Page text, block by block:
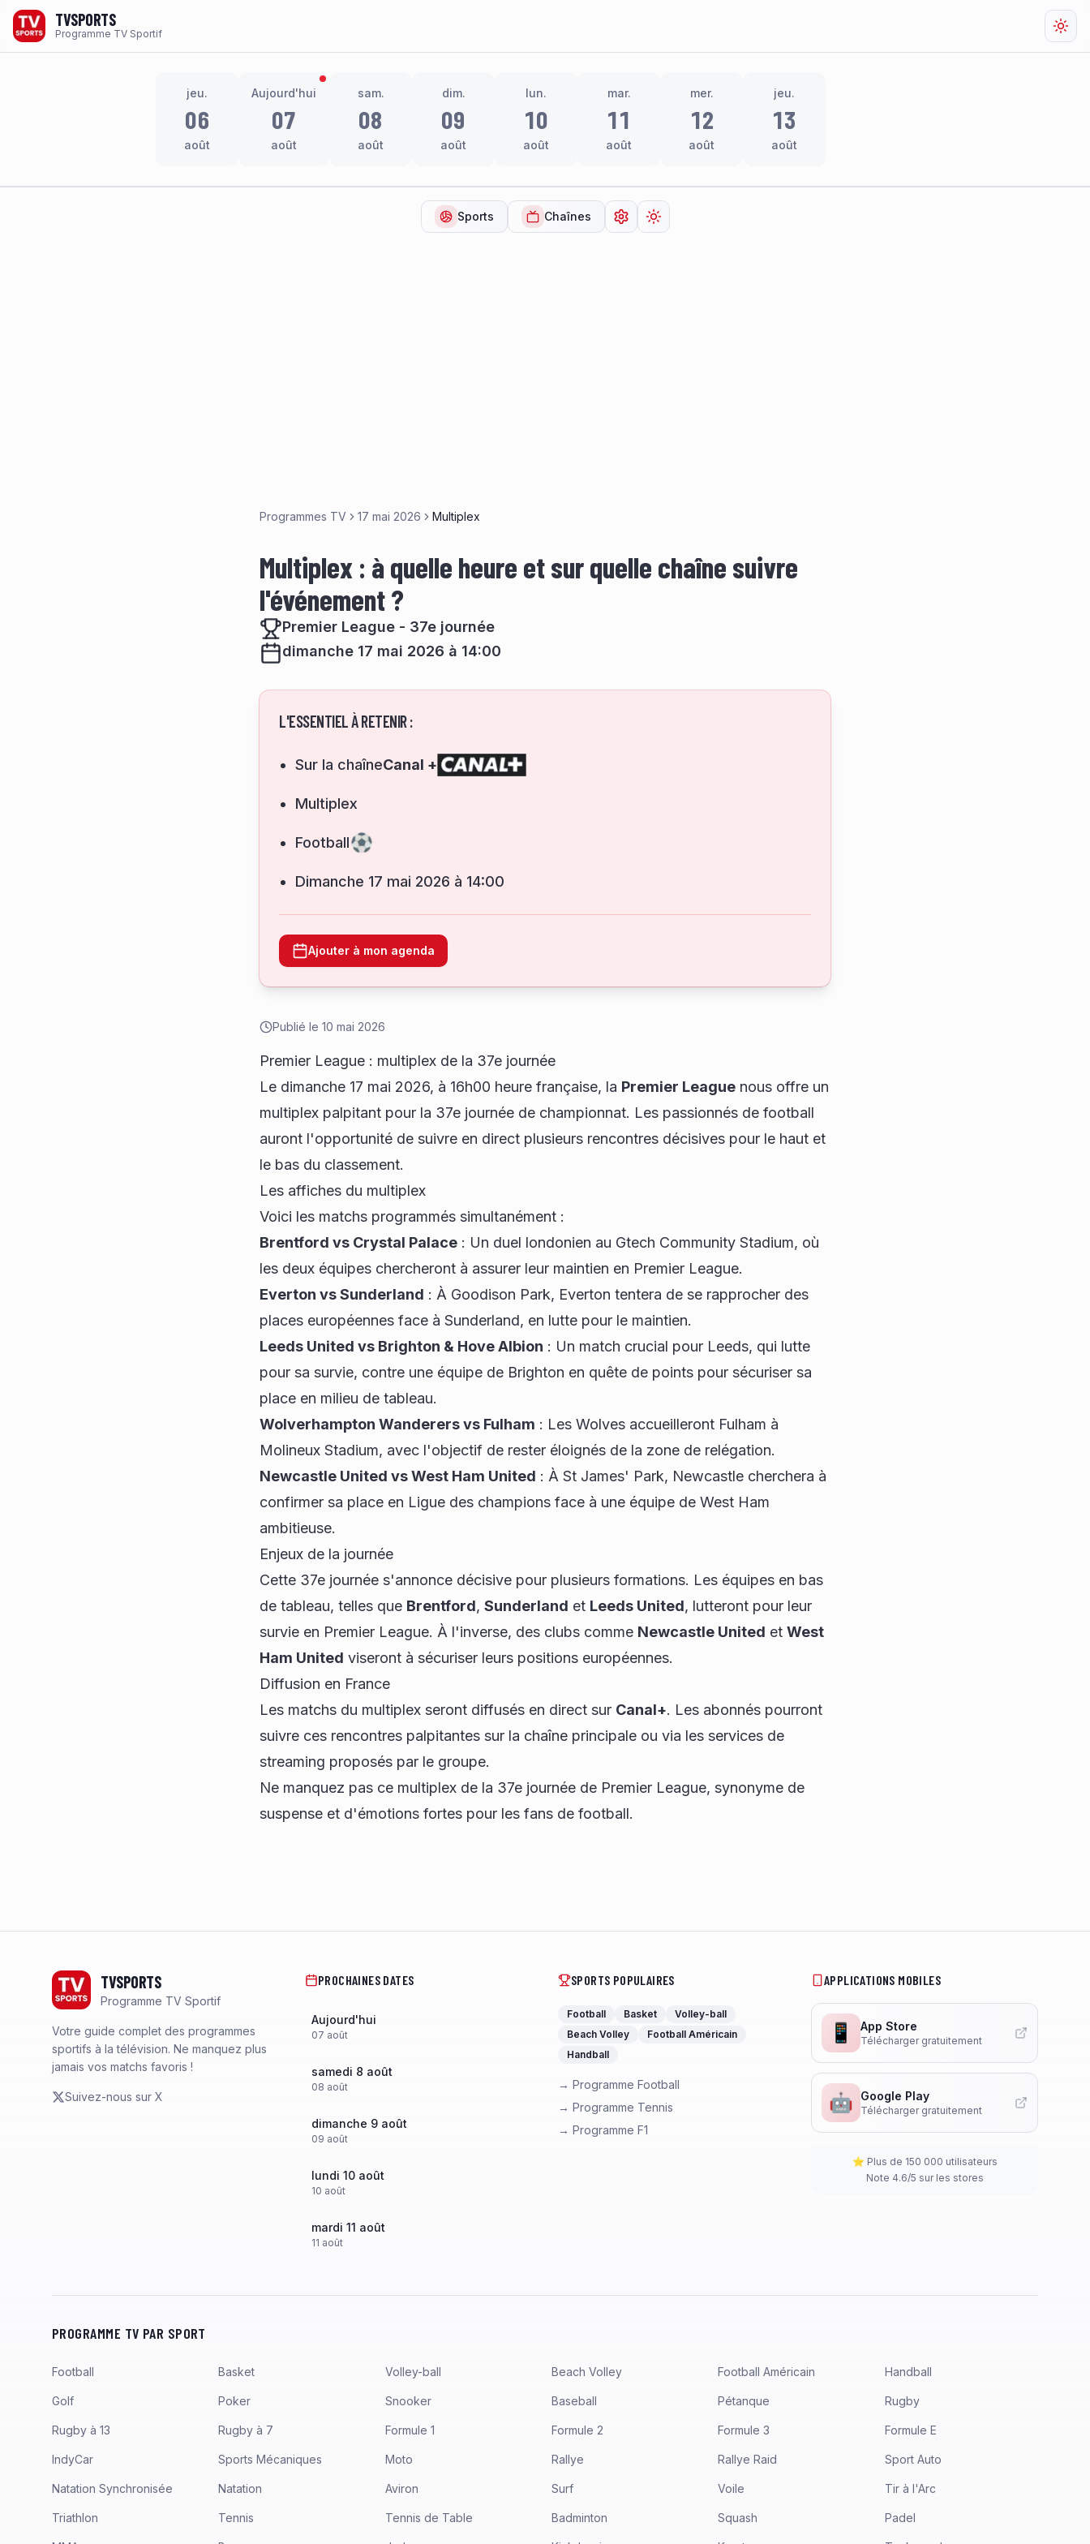
TVSPORTS
Programme TV Sportif
jeu.
06
août
Aujourd'hui
07
août
sam.
08
août
dim.
09
août
lun.
10
août
mar.
11
août
mer.
12
août
jeu.
13
août
Sports Chaînes Ouvrir les paramètres
Changer de thème
Programmes TV 17 mai 2026 Multiplex
Multiplex : à quelle heure et sur quelle chaîne suivre
l'événement ?
Premier League - 37e journée
dimanche 17 mai 2026 à 14:00
L'ESSENTIEL À RETENIR :
Sur la chaîneCanal +
Multiplex
Football
dimanche 17 mai 2026 à 14:00
Ajouter à mon agenda
Publié le 10 mai 2026
Premier League : multiplex de la 37e journée
Le dimanche 17 mai 2026, à 16h00 heure française, la Premier League nous offre un
multiplex palpitant pour la 37e journée de championnat. Les passionnés de football
auront l'opportunité de suivre en direct plusieurs rencontres décisives pour le haut et
le bas du classement.
Les affiches du multiplex
Voici les matchs programmés simultanément :
Brentford vs Crystal Palace : Un duel londonien au Gtech Community Stadium, où
les deux équipes chercheront à assurer leur maintien en Premier League.
Everton vs Sunderland : À Goodison Park, Everton tentera de se rapprocher des
places européennes face à Sunderland, en lutte pour le maintien.
Leeds United vs Brighton & Hove Albion : Un match crucial pour Leeds, qui lutte
pour sa survie, contre une équipe de Brighton en quête de points pour sécuriser sa
place en milieu de tableau.
Wolverhampton Wanderers vs Fulham : Les Wolves accueilleront Fulham à
Molineux Stadium, avec l'objectif de rester éloignés de la zone de relégation.
Newcastle United vs West Ham United : À St James' Park, Newcastle cherchera à
confirmer sa place en Ligue des champions face à une équipe de West Ham
ambitieuse.
Enjeux de la journée
Cette 37e journée s'annonce décisive pour plusieurs formations. Les équipes en bas
de tableau, telles que Brentford, Sunderland et Leeds United, lutteront pour leur
survie en Premier League. À l'inverse, des clubs comme Newcastle United et West
Ham United viseront à sécuriser leurs positions européennes.
Diffusion en France
Les matchs du multiplex seront diffusés en direct sur Canal+. Les abonnés pourront
suivre ces rencontres palpitantes sur la chaîne principale ou via les services de
streaming proposés par le groupe.
Ne manquez pas ce multiplex de la 37e journée de Premier League, synonyme de
suspense et d'émotions fortes pour les fans de football.
TVSPORTS
Programme TV Sportif
Votre guide complet des programmes
sportifs à la télévision. Ne manquez plus
jamais vos matchs favoris !
Suivez-nous sur X
PROCHAINES DATES
Aujourd'hui
07 août
samedi 8 août
08 août
dimanche 9 août
09 août
lundi 10 août
10 août
mardi 11 août
11 août
SPORTS POPULAIRES
Football Basket
Volley-ball
Beach Volley
Football Américain
Handball
→ Programme Football
→ Programme Tennis
→ Programme F1
APPLICATIONS MOBILES
📱 App Store
Télécharger gratuitement
🤖 Google Play
Télécharger gratuitement
⭐ Plus de 150 000 utilisateurs
Note 4.6/5 sur les stores
PROGRAMME TV PAR SPORT
Football Basket Volley-ball Beach Volley Football Américain Handball
Golf Poker Snooker Baseball Pétanque Rugby
Rugby à 13 Rugby à 7 Formule 1 Formule 2 Formule 3 Formule E
IndyCar Sports Mécaniques Moto Rallye Rallye Raid Sport Auto
Natation Synchronisée Natation Aviron Surf Voile Tir à l'Arc
Triathlon Tennis Tennis de Table Badminton Squash Padel